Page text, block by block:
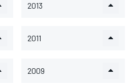
2013
2011
2009